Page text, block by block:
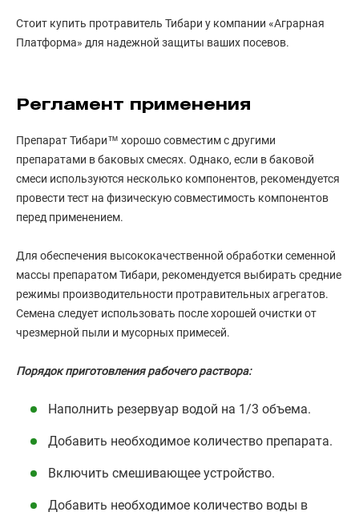
Стоит купить протравитель Тибари у компании «Аграрная
Платформа» для надежной защиты ваших посевов.
Регламент применения
Препарат Тибари™ хорошо совместим с другими
препаратами в баковых смесях. Однако, если в баковой
смеси используются несколько компонентов, рекомендуется
провести тест на физическую совместимость компонентов
перед применением.
Для обеспечения высококачественной обработки семенной
массы препаратом Тибари, рекомендуется выбирать средние
режимы производительности протравительных агрегатов.
Семена следует использовать после хорошей очистки от
чрезмерной пыли и мусорных примесей.
Порядок приготовления рабочего раствора:
Наполнить резервуар водой на 1/3 объема.
Добавить необходимое количество препарата.
Включить смешивающее устройство.
Добавить необходимое количество воды в